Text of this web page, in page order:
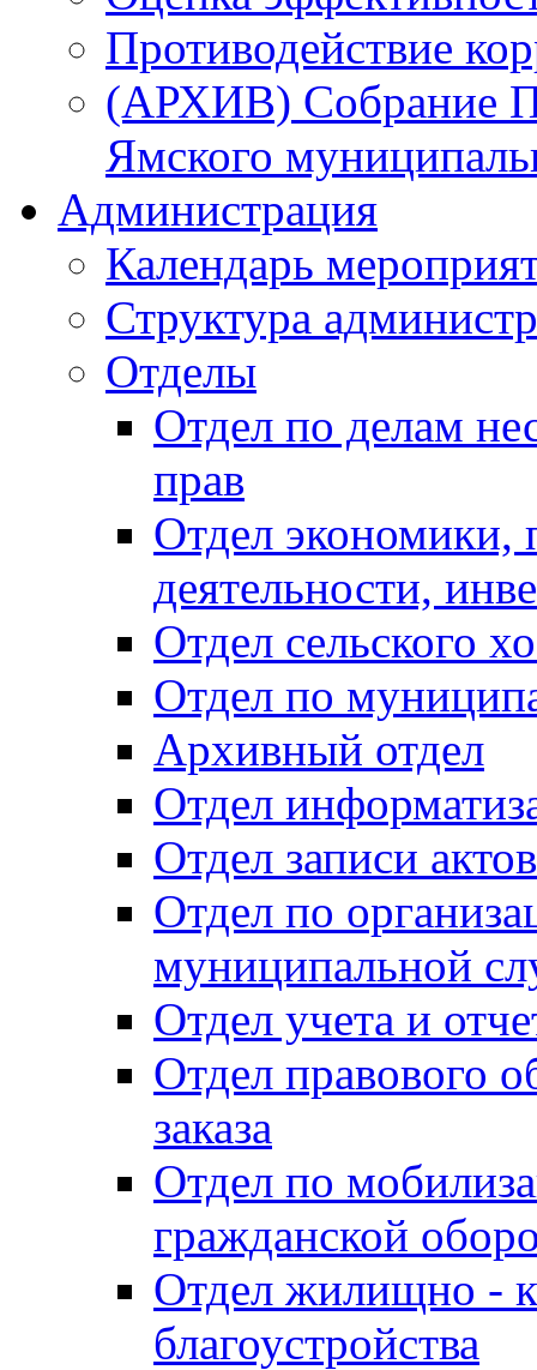
Противодействие
(АРХИВ) Собрание
Ямского
Администрация
Календарь
Структура
Отделы
Отдел по делам
прав
Отдел экономики,
деятельности,
Отдел сельского
Отдел по
Архивный отдел
Отдел
Отдел записи
Отдел по
муниципальной
Отдел учета и
Отдел правового
заказа
Отдел по
гражданской
Отдел жилищно -
благоустройства